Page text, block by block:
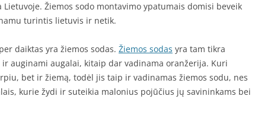
Žiemos sodo montavimo ypatumais domisi beveik
turintis lietuvis ir netik.
daiktas yra žiemos sodas. Žiemos sodas yra tam tikra
auginami augalai, kitaip dar vadinama oranžerija. Kuri
bet ir žiemą, todėl jis taip ir vadinamas žiemos sodu, nes
kurie žydi ir suteikia malonius pojūčius jų savininkams bei